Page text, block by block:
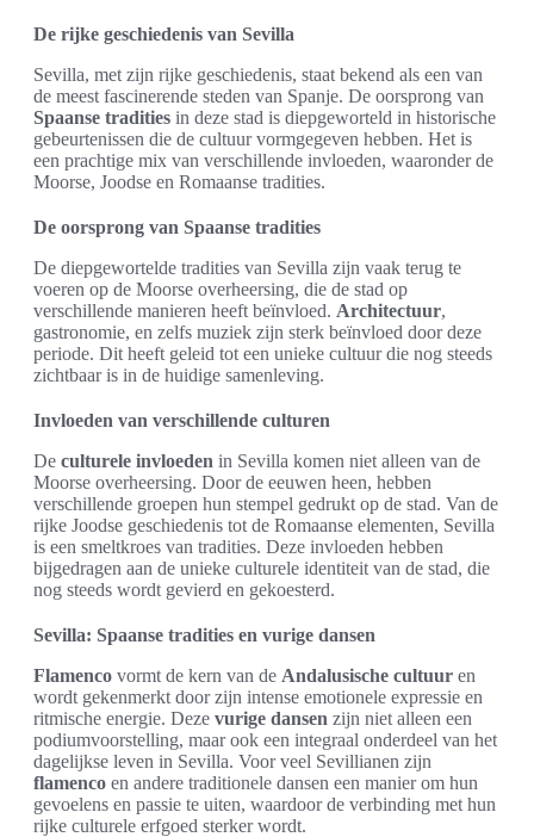
De rijke geschiedenis van Sevilla
Sevilla, met zijn rijke geschiedenis, staat bekend als een van
de meest fascinerende steden van Spanje. De oorsprong van
Spaanse tradities in deze stad is diepgeworteld in historische
gebeurtenissen die de cultuur vormgegeven hebben. Het is
een prachtige mix van verschillende invloeden, waaronder de
Moorse, Joodse en Romaanse tradities.
De oorsprong van Spaanse tradities
De diepgewortelde tradities van Sevilla zijn vaak terug te
voeren op de Moorse overheersing, die de stad op
verschillende manieren heeft beïnvloed. Architectuur,
gastronomie, en zelfs muziek zijn sterk beïnvloed door deze
periode. Dit heeft geleid tot een unieke cultuur die nog steeds
zichtbaar is in de huidige samenleving.
Invloeden van verschillende culturen
De culturele invloeden in Sevilla komen niet alleen van de
Moorse overheersing. Door de eeuwen heen, hebben
verschillende groepen hun stempel gedrukt op de stad. Van de
rijke Joodse geschiedenis tot de Romaanse elementen, Sevilla
is een smeltkroes van tradities. Deze invloeden hebben
bijgedragen aan de unieke culturele identiteit van de stad, die
nog steeds wordt gevierd en gekoesterd.
Sevilla: Spaanse tradities en vurige dansen
Flamenco vormt de kern van de Andalusische cultuur en
wordt gekenmerkt door zijn intense emotionele expressie en
ritmische energie. Deze vurige dansen zijn niet alleen een
podiumvoorstelling, maar ook een integraal onderdeel van het
dagelijkse leven in Sevilla. Voor veel Sevillianen zijn
flamenco en andere traditionele dansen een manier om hun
gevoelens en passie te uiten, waardoor de verbinding met hun
rijke culturele erfgoed sterker wordt.